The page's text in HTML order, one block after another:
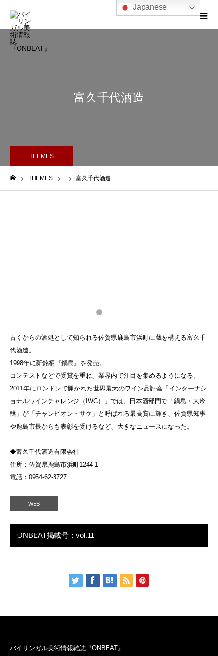
富久千代酒造
THEMES
THEMES 富久千代酒造
古くからの酒処として知られる佐賀県鹿島市浜町に蔵を構える富久千
代酒造。
1998年に新銘柄『鍋島』を発売。
コンテストなどで受賞を重ね、業界内で注目を集めるようになる。
2011年にロンドンで開かれた世界最大のワイン品評会「インターナシ
ョナルワインチャレンジ（IWC）」では、日本酒部門で「鍋島・大吟
醸」が「チャンピオン・サケ」と呼ばれる最高賞に輝き、佐賀県知事
や鹿島市長からも表彰を受けるなど、大きなニュースになった。
◆富久千代酒造有限会社
住所：佐賀県鹿島市浜町1244-1
電話：0954-62-3727
WEB
ONBEAT掲載号：vol.11
バイリンガル美術情報雑誌『ONBEAT』
Japanese